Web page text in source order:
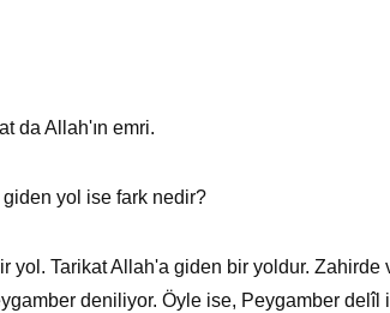
da Allah'ın emri.
yol ise fark nedir?
yol. Tarikat Allah'a giden bir yoldur. Zahirde
deniliyor. Öyle ise, Peygamber